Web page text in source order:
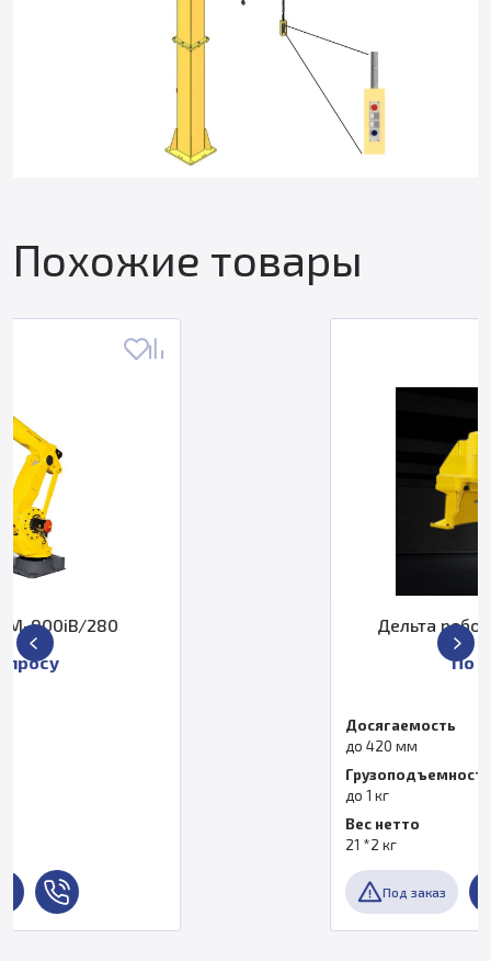
Похожие товары
Дельта робот Fanuc M-1iA/1HL